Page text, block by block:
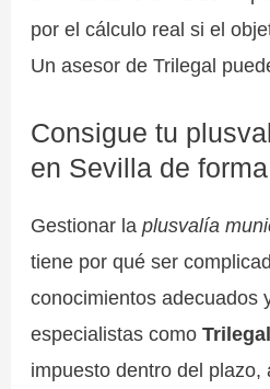
por el cálculo real si el
Un asesor de Trilegal
Consigue tu
en Sevilla de
Gestionar laplusvalía
tiene por qué ser
conocimientos adecuados
especialistas comoTrilegal
impuesto dentro del plazo,